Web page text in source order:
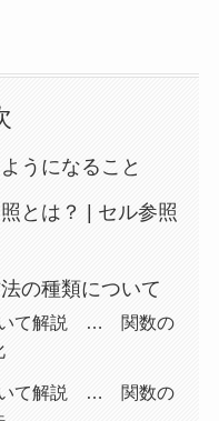
うになること
とは？ | セル参照
の種類について
いて解説 … 関数の
いて解説 … 関数の